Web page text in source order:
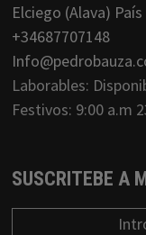
Elciego (Alava)
+34687707148
Laborables:
Festivos: 9:00 a.m
SUSCRITEBE A